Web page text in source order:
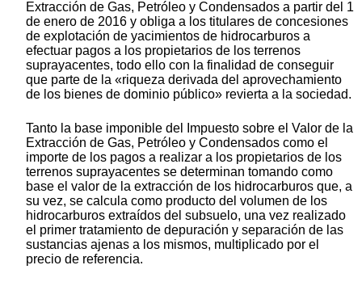
Extracción de Gas, Petróleo y Condensados a partir del 1
de enero de 2016 y obliga a los titulares de concesiones
de explotación de yacimientos de hidrocarburos a
efectuar pagos a los propietarios de los terrenos
suprayacentes, todo ello con la finalidad de conseguir
que parte de la «riqueza derivada del aprovechamiento
de los bienes de dominio público» revierta a la sociedad.
Tanto la base imponible del Impuesto sobre el Valor de la
Extracción de Gas, Petróleo y Condensados como el
importe de los pagos a realizar a los propietarios de los
terrenos suprayacentes se determinan tomando como
base el valor de la extracción de los hidrocarburos que, a
su vez, se calcula como producto del volumen de los
hidrocarburos extraídos del subsuelo, una vez realizado
el primer tratamiento de depuración y separación de las
sustancias ajenas a los mismos, multiplicado por el
precio de referencia.